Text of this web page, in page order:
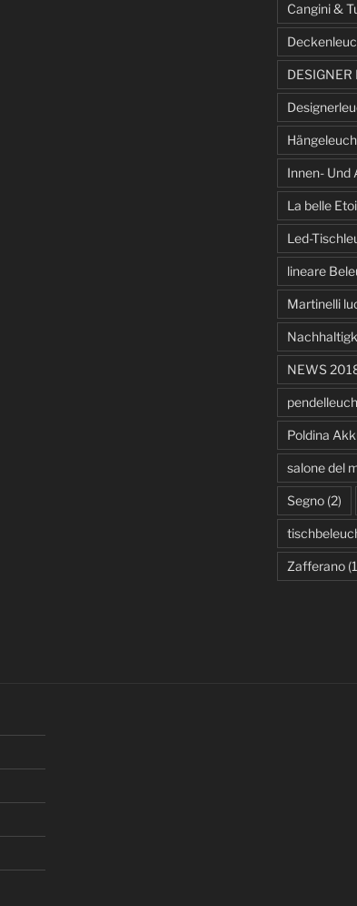
Cangini &
DESIGNER
Innen- Und
La belle
Led-
lineare
Martinelli
NEWS
Poldina
salone del
Segno(2)
Zafferano